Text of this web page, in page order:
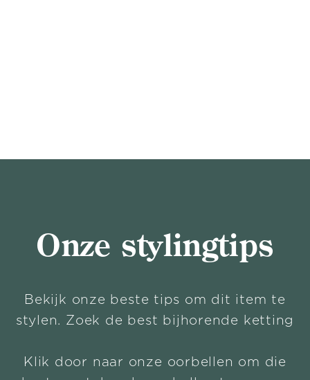
Onze stylingtips
Bekijk onze beste tips om dit item te
stylen. Zoek de best bijhorende ketting
Klik door naar onze oorbellen om die